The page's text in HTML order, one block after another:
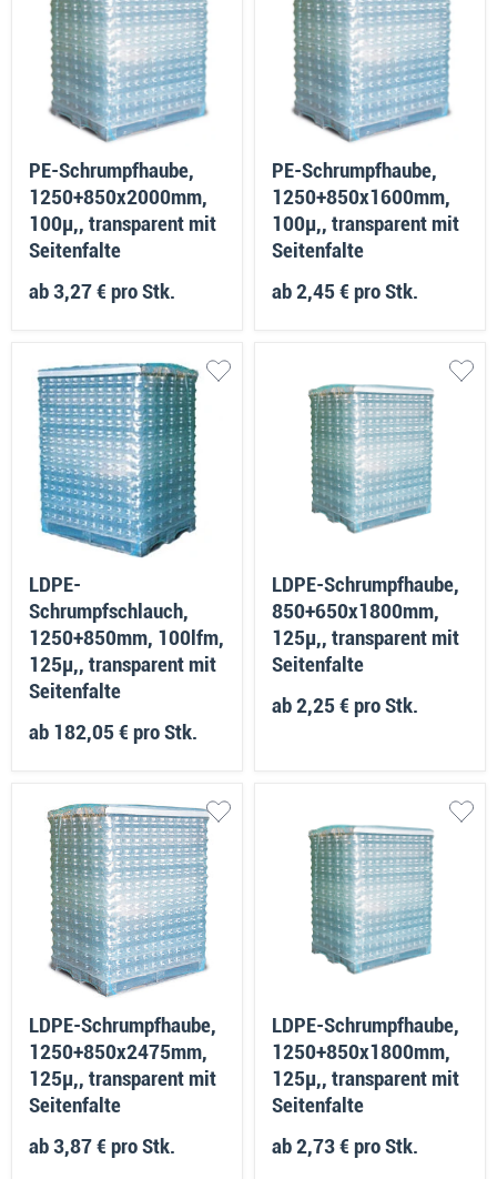
PE-Schrumpfhaube,
1250+850x2000mm,
100µ,, transparent mit
Seitenfalte
ab3,27 € pro Stk.
PE-Schrumpfhaube,
1250+850x1600mm,
100µ,, transparent mit
Seitenfalte
ab2,45 € pro Stk.
LDPE-
Schrumpfschlauch,
1250+850mm, 100lfm,
125µ,, transparent mit
Seitenfalte
ab 182,05 € pro Stk.
LDPE-Schrumpfhaube,
850+650x1800mm,
125µ,, transparent mit
Seitenfalte
ab2,25 € pro Stk.
LDPE-Schrumpfhaube,
1250+850x2475mm,
125µ,, transparent mit
Seitenfalte
ab3,87 € pro Stk.
LDPE-Schrumpfhaube,
1250+850x1800mm,
125µ,, transparent mit
Seitenfalte
ab2,73 € pro Stk.